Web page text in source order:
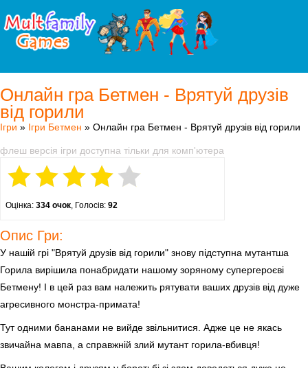
Онлайн гра Бетмен - Врятуй друзів
від горили
Ігри » Ігри Бетмен » Онлайн гра Бетмен - Врятуй друзів від горили
флеш версія ігри доступна тільки для комп'ютера
Оцінка: 334 очок, Голосів: 92
Опис Гри:
У нашій грі "Врятуй друзів від горили" знову підступна мутантша
Горила вирішила понабридати нашому зоряному супергероєві
Бетмену! І в цей раз вам належить рятувати ваших друзів від дуже
агресивного монстра-примата!
Тут одними бананами не вийде звільнитися. Адже це не якась
звичайна мавпа, а справжній злий мутант горила-вбивця!